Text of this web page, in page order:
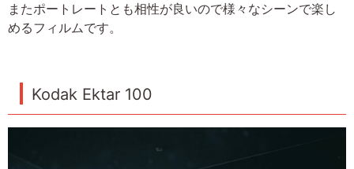
またポートレートとも相性が良いので様々なシーンで楽し
めるフィルムです。
Kodak Ektar 100